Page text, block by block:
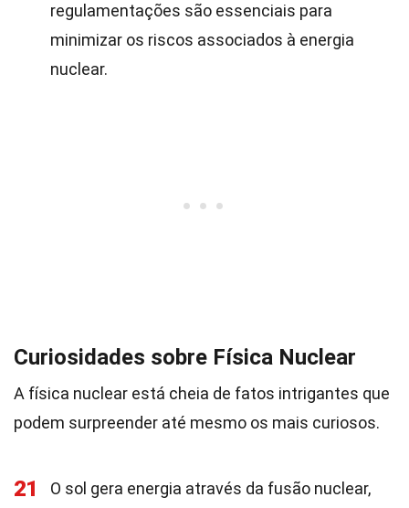
regulamentações são essenciais para
minimizar os riscos associados à energia
nuclear.
Curiosidades sobre Física Nuclear
A física nuclear está cheia de fatos intrigantes que
podem surpreender até mesmo os mais curiosos.
21
O sol gera energia através da fusão nuclear,